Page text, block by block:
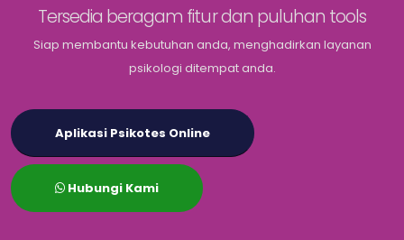
Tersedia beragam fitur dan puluhan tools
Siap membantu kebutuhan anda, menghadirkan layanan
psikologi ditempat anda.
Aplikasi Psikotes Online
Hubungi Kami